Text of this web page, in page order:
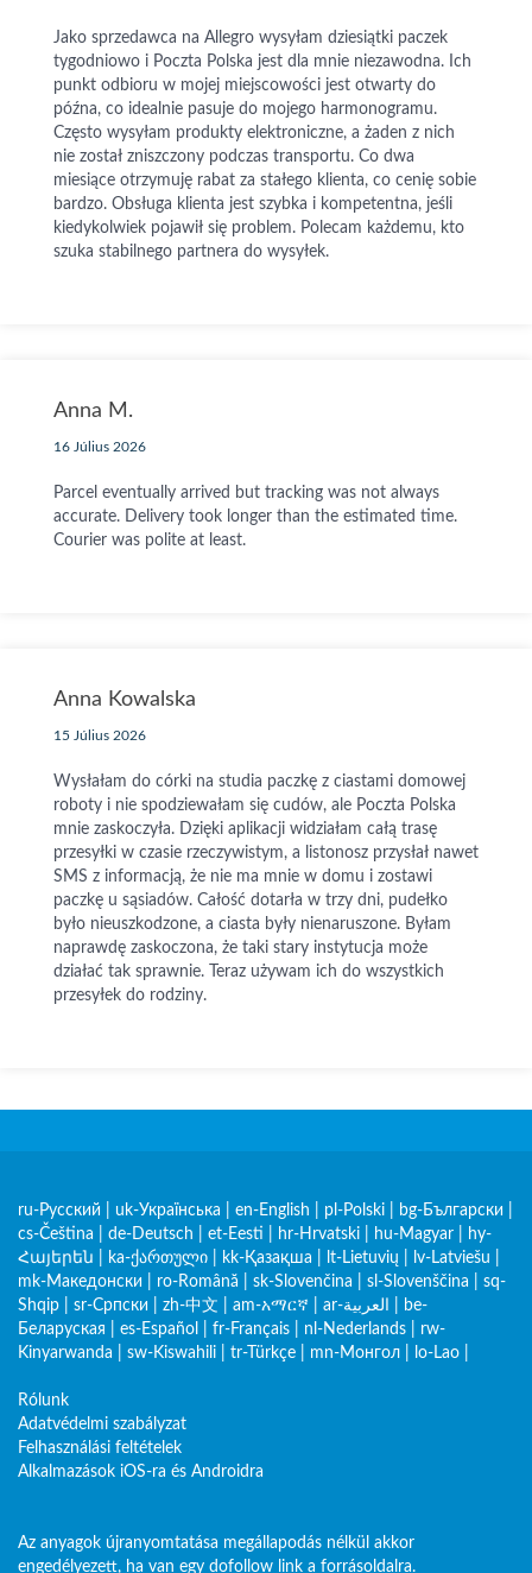
Jako sprzedawca na Allegro wysyłam dziesiątki paczek
tygodniowo i Poczta Polska jest dla mnie niezawodna. Ich
punkt odbioru w mojej miejscowości jest otwarty do
późna, co idealnie pasuje do mojego harmonogramu.
Często wysyłam produkty elektroniczne, a żaden z nich
nie został zniszczony podczas transportu. Co dwa
miesiące otrzymuję rabat za stałego klienta, co cenię sobie
bardzo. Obsługa klienta jest szybka i kompetentna, jeśli
kiedykolwiek pojawił się problem. Polecam każdemu, kto
szuka stabilnego partnera do wysyłek.
Anna M.
16 Július 2026
Parcel eventually arrived but tracking was not always
accurate. Delivery took longer than the estimated time.
Courier was polite at least.
Anna Kowalska
15 Július 2026
Wysłałam do córki na studia paczkę z ciastami domowej
roboty i nie spodziewałam się cudów, ale Poczta Polska
mnie zaskoczyła. Dzięki aplikacji widziałam całą trasę
przesyłki w czasie rzeczywistym, a listonosz przysłał nawet
SMS z informacją, że nie ma mnie w domu i zostawi
paczkę u sąsiadów. Całość dotarła w trzy dni, pudełko
było nieuszkodzone, a ciasta były nienaruszone. Byłam
naprawdę zaskoczona, że taki stary instytucja może
działać tak sprawnie. Teraz używam ich do wszystkich
przesyłek do rodziny.
ru-Русский uk-Українська en-English pl-Polski bg-Български
cs-Čeština
de-Deutsch et-Eesti hr-Hrvatski hu-Magyar
hy-
Հայերեն
ka-ქართული kk-Қазақша lt-Lietuvių lv-Latviešu
mk-Македонски
ro-Română sk-Slovenčina sl-Slovenščina
sq-
Shqip
sr-Српски zh-中文 am-አማርኛ ar-العربية
be-
Беларуская
es-Español fr-Français nl-Nederlands
rw-
Kinyarwanda
sw-Kiswahili tr-Türkçe mn-Монгол lo-Lao
Rólunk
Adatvédelmi szabályzat
Felhasználási feltételek
Alkalmazások iOS-ra és Androidra
Az anyagok újranyomtatása megállapodás nélkül akkor
engedélyezett, ha van egy dofollow link a forrásoldalra.